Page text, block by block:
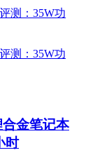
金笔记本
时